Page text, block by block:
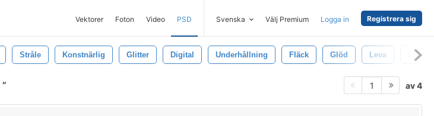
Vektorer Foton Video PSD Svenska Välj Premium Logga in Registrera sig
Stråle Konstnärlig Glitter Digital Underhållning Fläck Glöd Leva Ljus
1 av 4